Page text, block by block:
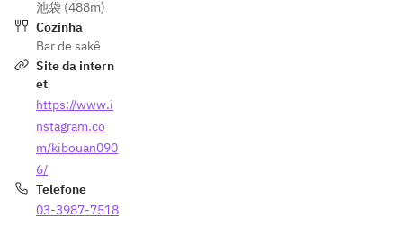
池袋 (488m)
Cozinha
Bar de sakê
Site da intern
et
https://www.i
nstagram.co
m/kibouan090
6/
Telefone
03-3987-7518